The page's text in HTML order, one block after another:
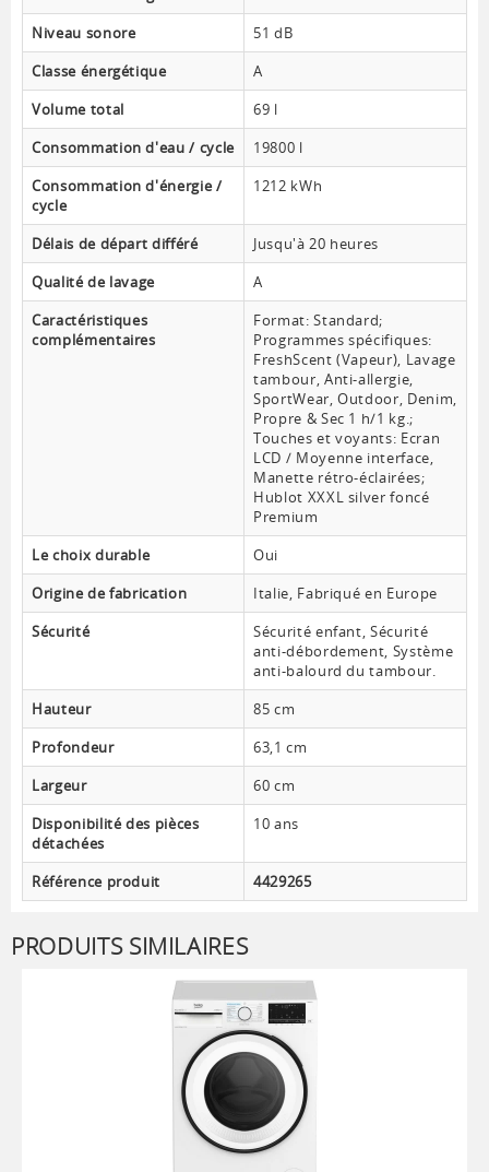
Niveau sonore
51 dB
Classe énergétique
A
Volume total
69 l
Consommation d'eau / cycle
19800 l
Consommation d'énergie /
cycle
1212 kWh
Délais de départ différé
Jusqu'à 20 heures
Qualité de lavage
A
Caractéristiques
complémentaires
Format: Standard;
Programmes spécifiques:
FreshScent (Vapeur), Lavage
tambour, Anti-allergie,
SportWear, Outdoor, Denim,
Propre & Sec 1 h/1 kg.;
Touches et voyants: Ecran
LCD / Moyenne interface,
Manette rétro-éclairées;
Hublot XXXL silver foncé
Premium
Le choix durable
Oui
Origine de fabrication
Italie, Fabriqué en Europe
Sécurité
Sécurité enfant, Sécurité
anti-débordement, Système
anti-balourd du tambour.
Hauteur
85 cm
Profondeur
63,1 cm
Largeur
60 cm
Disponibilité des pièces
détachées
10 ans
Référence produit 4429265
PRODUITS SIMILAIRES